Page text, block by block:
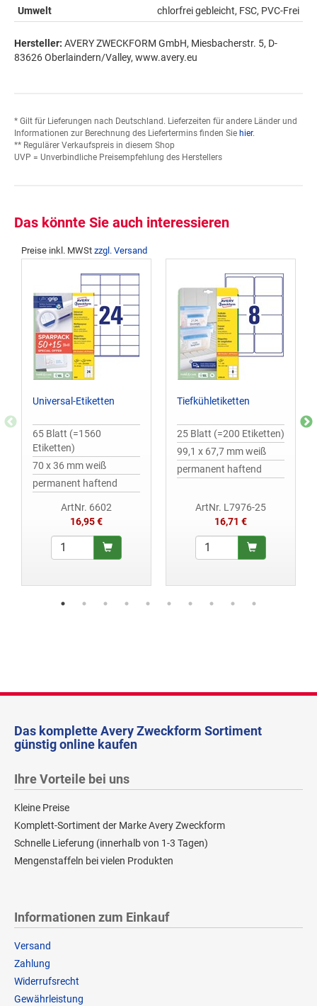
Umwelt chlorfrei gebleicht, FSC, PVC-Frei
Hersteller: AVERY ZWECKFORM GmbH, Miesbacherstr. 5, D-
83626 Oberlaindern/Valley, www.avery.eu
* Gilt für Lieferungen nach Deutschland. Lieferzeiten für andere Länder und
Informationen zur Berechnung des Liefertermins finden Sie hier.
** Regulärer Verkaufspreis in diesem Shop
UVP = Unverbindliche Preisempfehlung des Herstellers
Das könnte Sie auch interessieren
Preise inkl. MWSt zzgl. Versand
Universal-Etiketten
65 Blatt (=1560
Etiketten)
70 x 36 mm weiß
permanent haftend
ArtNr. 6602
16,95 €
Tiefkühletiketten
25 Blatt (=200 Etiketten)
99,1 x 67,7 mm weiß
permanent haftend
ArtNr. L7976-25
16,71 €
Das komplette Avery Zweckform Sortiment
günstig online kaufen
Ihre Vorteile bei uns
Kleine Preise
Komplett-Sortiment der Marke Avery Zweckform
Schnelle Lieferung (innerhalb von 1-3 Tagen)
Mengenstaffeln bei vielen Produkten
Informationen zum Einkauf
Versand
Zahlung
Widerrufsrecht
Gewährleistung